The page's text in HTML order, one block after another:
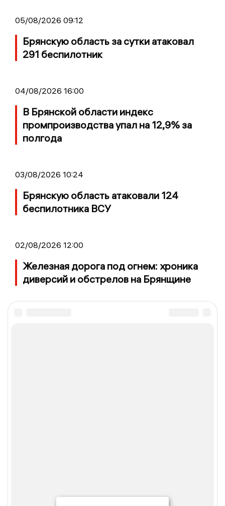
05/08/2026 09:12
Брянскую область за сутки атаковал
291 беспилотник
04/08/2026 16:00
В Брянской области индекс
промпроизводства упал на 12,9% за
полгода
03/08/2026 10:24
Брянскую область атаковали 124
беспилотника ВСУ
02/08/2026 12:00
Железная дорога под огнем: хроника
диверсий и обстрелов на Брянщине